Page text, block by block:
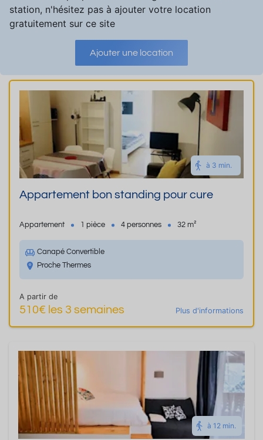
station, n'hésitez pas à ajouter votre location
gratuitement sur ce site
Ajouter une location
à 3 min.
Appartement bon standing pour cure
Appartement 1 pièce 4 personnes 32 m²
Canapé Convertible
Proche Thermes
A partir de
510€ les 3 semaines Plus d'informations
à 12 min.